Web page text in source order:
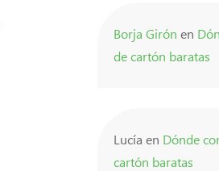
Borja Girón en
de cartón baratas
Lucía en Dónde
cartón baratas